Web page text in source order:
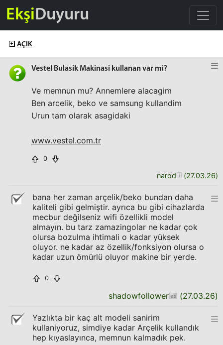
EkşiDuyuru
AÇIK
Vestel Bulasik Makinasi kullanan var mi?
Ve memnun mu? Annemlere alacagim
Ben arcelik, beko ve samsung kullandim
Urun tam olarak asagidaki
www.vestel.com.tr
0
narod (27.03.26)
bana her zaman arçelik/beko bundan daha
kaliteli gibi gelmiştir. ayrıca bu gibi cihazlarda
mecbur değilseniz wifi özellikli model
almayın. bu tarz zamazingolar ne kadar çok
olursa bozulma ihtimali o kadar yüksek
oluyor. ne kadar az özellik/fonksiyon olursa o
kadar uzun ömürlü oluyor makine bir yerde.
0
shadowfollower (27.03.26)
Yazlıkta bir kaç alt modeli sanirim
kullaniyoruz, simdiye kadar Arçelik kullandık
hep kıyaslayınca, memnun kalmadık pek.